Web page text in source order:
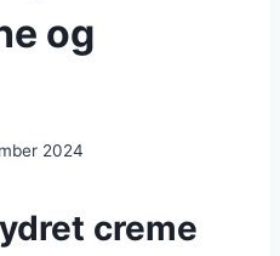
og
2024
creme